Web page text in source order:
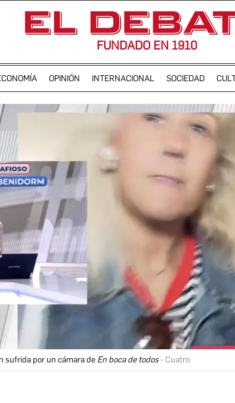
FUNDADO EN 1910
OPINIÓN INTERNACIONAL SOCIEDAD
sufrida por un cámara de En boca de todos Cuatro